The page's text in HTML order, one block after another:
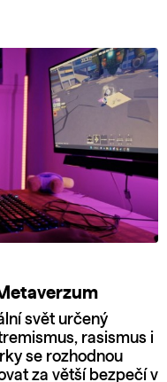
svět určený
rasismus i
se rozhodnou
za větší bezpečí v